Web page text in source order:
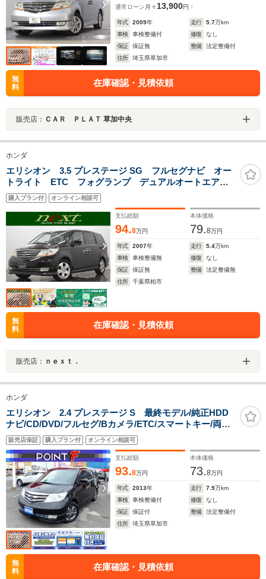
通常ローン 月々 13,900円
年式 2009年 走行 5.7万km
車検
車検整備付 修復
なし
保証
保証無 整備
法定整備付
住所
埼玉県草加市
無
料
在庫確認・見積依頼
販売店： ＣＡＲ ＰＬＡＴ 草加中央
ホンダ
エリシオン 3.5 プレステージ SG フルセグナビ オー
トライト ETC フォグランプ デュアルオートエアコ
ン クルーズコントロール ハーフレザーシート バッ
クカメラ フロントカメラ スマートキー 両側パワー
スライドドア
購入プラン付 オンライン相談可
支払総額
94.8万円
本体価格
79.8万円
年式 2007年 走行 5.4万km
車検
車検整備無 修復
なし
保証
保証無 整備
法定整備無
住所
千葉県柏市
無
料
在庫確認・見積依頼
販売店： ｎｅｘｔ．
ホンダ
エリシオン 2.4 プレステージ S 最終モデル/純正HDD
ナビ/CD/DVD/フルセグ/Bカメラ/ETC/スマートキー/両側
自動/リヤオートエアコン/ハーフレザー/HIDライト/フォグ
販売店保証 購入プラン付 オンライン相談可
支払総額
93.8万円
本体価格
73.8万円
年式 2013年 走行 7.9万km
車検
車検整備付 修復
なし
保証
保証付 整備
法定整備付
住所
埼玉県草加市
無
料
在庫確認・見積依頼